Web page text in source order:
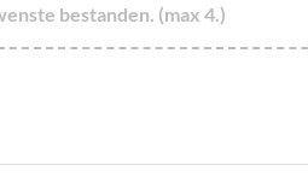
bestanden. (max 4.)